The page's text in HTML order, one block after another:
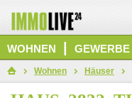
WOHNEN GEWERBE
Wohnen Häuser